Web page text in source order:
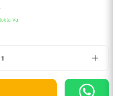
Var